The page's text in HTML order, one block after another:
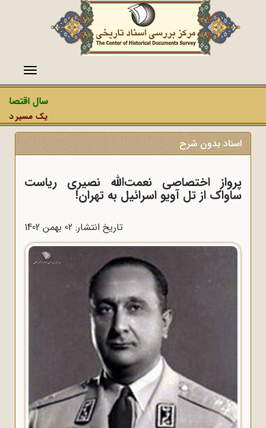
سال اقتصاد
یک مسیر دشمن،
بدون شرح
اختصاصی نعمت‌الله نصیری ریاست
از تل آویو اسرائیل به تهران!
تاریخ انتشار: 02 بهمن 1402